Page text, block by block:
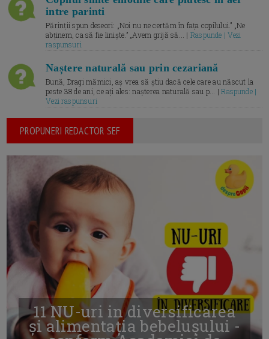
intre parinti
Părinții spun deseori: „Noi nu ne certăm în fața copilului.” „Ne
abținem, ca să fie liniște.” „Avem grijă să... | Raspunde | Vezi
raspunsuri
Naștere naturală sau prin cezariană
Bună, Dragi mămici, aș vrea să știu dacă cele care au născut la
peste 38 de ani, ce ați ales: nașterea naturală sau p... |Raspunde |
Vezi raspunsuri
PROPUNERI REDACTOR SEF
11 NU-uri in diversificarea
și alimentația bebelușului -